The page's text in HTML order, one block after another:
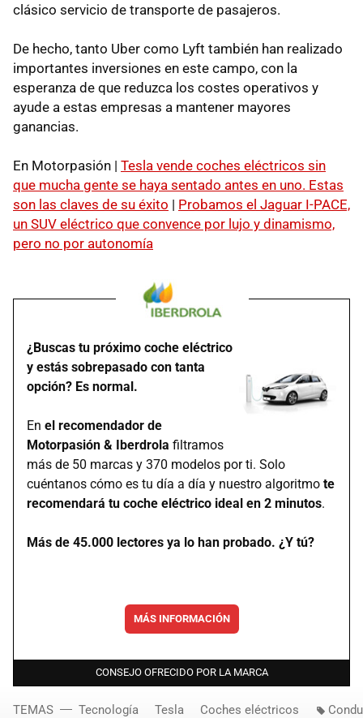
clásico servicio de transporte de pasajeros.
De hecho, tanto Uber como Lyft también han realizado
importantes inversiones en este campo, con la
esperanza de que reduzca los costes operativos y
ayude a estas empresas a mantener mayores
ganancias.
En Motorpasión | Tesla vende coches eléctricos sin
que mucha gente se haya sentado antes en uno. Estas
son las claves de su éxito | Probamos el Jaguar I-PACE,
un SUV eléctrico que convence por lujo y dinamismo,
pero no por autonomía
¿Buscas tu próximo coche eléctrico
y estás sobrepasado con tanta
opción? Es normal.
En el recomendador de
Motorpasión & Iberdrola filtramos
más de 50 marcas y 370 modelos por ti. Solo
cuéntanos cómo es tu día a día y nuestro algoritmo te
recomendará tu coche eléctrico ideal en 2 minutos.
Más de 45.000 lectores ya lo han probado. ¿Y tú?
MÁS INFORMACIÓN
CONSEJO OFRECIDO POR LA MARCA
TEMAS Tecnología Tesla Coches eléctricos